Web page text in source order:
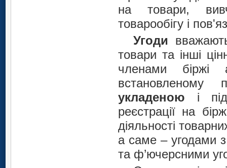
на товари,
товарообігу і
Угоди
товари та інші
членами біржі
встановленому
укладеною і
реєстрації на
діяльності
а саме – угодами
та ф’ючерсними